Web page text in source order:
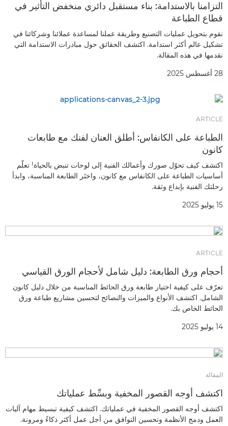
التزامنا بالاستدامة: بناء مستقبل دائري منخفض التأثير في
قطاع الطباعة
نقوم بتحويل عمليات التصنيع وطريقة عملنا لمساعدة عملائنا وشركائنا في
تشكيل عالم أكثر استدامة. اكتشف الحقائق حول مبادرات الاستدامة التي
نقدمها في هذه المقالة.
28 أغسطس 2025
ARTICLE
الطباعة على الكانفاس: أطلق العنان لفنك مع طابعات
كانون
اكتشف كيف تحوّل صورك وأعمالك الفنية إلى لوحات تنبض بالحياة! تعلّم
أساسيات الطباعة على الكانفاس مع كانون، واختَر الطابعة المناسبة، وابدأ
رحلتك الفنية بإبداع وثقة.
15 يوليو 2025
ARTICLE
أحجام ورق الطابعة: دليل شامل لأحجام الورق القياسي
تعرّف على كيفية اختيار طابعة ورق الحائط المناسبة من خلال دليل كانون
الشامل. اكتشف الأنواع والميزات والنصائح لتحسين مشاريع طباعة ورق
الحائط الخاص بك.
14 يوليو 2025
المقالة
اكتشف أوجه القصور المخفية وبسِّط عملياتك
اكتشف أوجه القصور المخفية في عملياتك. اكتشف كيفية تبسيط مهام آليات
العمل ودمج الأنظمة وتحسين التوافق من أجل عمل أكثر ذكاءً ومرونة.